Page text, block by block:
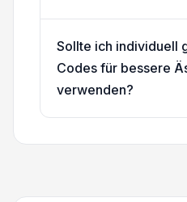
Sollte ich individuell
Codes für bessere
verwenden?